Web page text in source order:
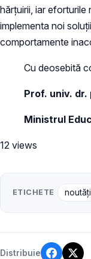
hărțuirii, iar
implementa noi
comportamente
Cu deosebită
Prof. univ. dr.
Ministrul
12 views
ETICHETE noutăți
Distribuie